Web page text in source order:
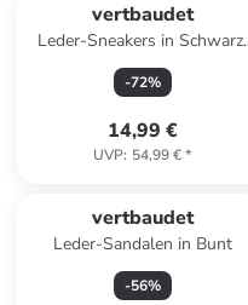
vertbaudet
Leder-Sneakers in Schwarz/
Hellbraun
-72%
14,99 €
UVP: 54,99 €*
vertbaudet
Leder-Sandalen in Bunt
-56%